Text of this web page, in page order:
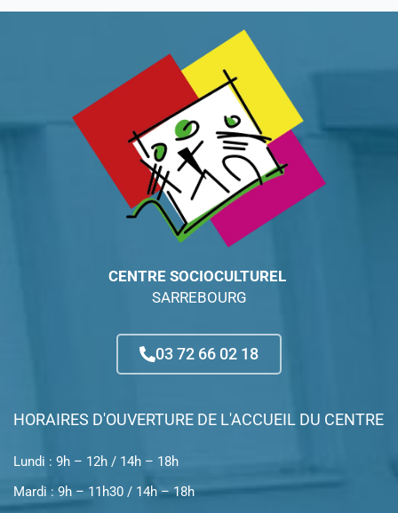
CENTRE SOCIOCULTUREL
SARREBOURG
03 72 66 02 18
HORAIRES D'OUVERTURE DE L'ACCUEIL DU CENTRE
Lundi : 9h – 12h / 14h – 18h
Mardi : 9h – 11h30 / 14h – 18h